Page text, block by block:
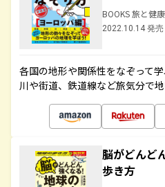
BOOKS 旅と健康
2022.10.14 発売
各国の地形や関係性をなぞって
川や街道、鉄道線など旅気分で
脳がどんど
歩き方